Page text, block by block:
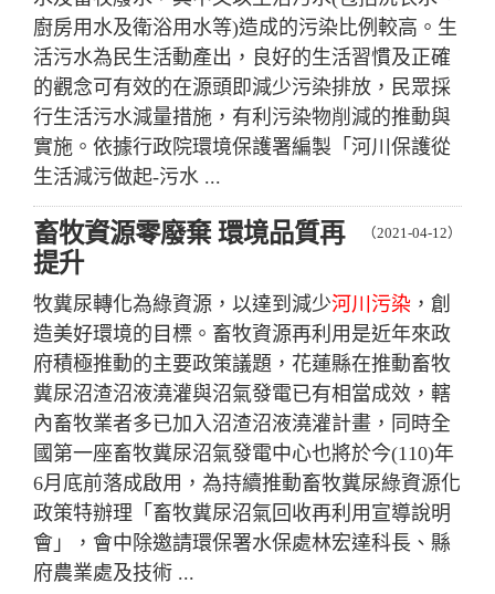
廚房用水及衛浴用水等)造成的污染比例較高。生
活污水為民生活動產出，良好的生活習慣及正確
的觀念可有效的在源頭即減少污染排放，民眾採
行生活污水減量措施，有利污染物削減的推動與
實施。依據行政院環境保護署編製「河川保護從
生活減污做起-污水 ...
（2021-04-12）
畜牧資源零廢棄 環境品質再
提升
牧糞尿轉化為綠資源，以達到減少河川污染 ，創
造美好環境的目標。畜牧資源再利用是近年來政
府積極推動的主要政策議題，花蓮縣在推動畜牧
糞尿沼渣沼液澆灌與沼氣發電已有相當成效，轄
內畜牧業者多已加入沼渣沼液澆灌計畫，同時全
國第一座畜牧糞尿沼氣發電中心也將於今(110)年
6月底前落成啟用，為持續推動畜牧糞尿綠資源化
政策特辦理「畜牧糞尿沼氣回收再利用宣導說明
會」，會中除邀請環保署水保處林宏達科長、縣
府農業處及技術 ...